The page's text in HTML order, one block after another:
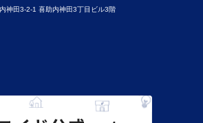
神田3-2-1 喜助内神田3丁目ビル3階